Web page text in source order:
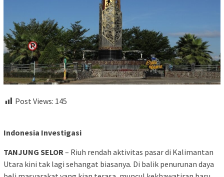
Post Views: 145
Indonesia Investigasi
TANJUNG SELOR– Riuh rendah aktivitas pasar di Kalimantan
Utara kini tak lagi sehangat biasanya. Di balik penurunan daya